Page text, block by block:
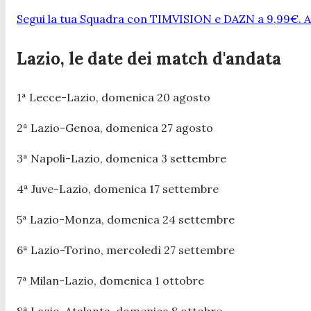
Segui la tua Squadra con TIMVISION e DAZN a 9,99€.
Lazio, le date dei match d'andata
1ª Lecce-Lazio, domenica 20 agosto
2ª Lazio-Genoa, domenica 27 agosto
3ª Napoli-Lazio, domenica 3 settembre
4ª Juve-Lazio, domenica 17 settembre
5ª Lazio-Monza, domenica 24 settembre
6ª Lazio-Torino, mercoledì 27 settembre
7ª Milan-Lazio, domenica 1 ottobre